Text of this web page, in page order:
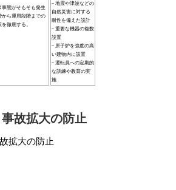
事態がそもそも発生
から運用段階までの
徹底する。
– 地震や津波などの
自然災害に対する
耐性を備えた設計
– 重要な機器の複数
設置
– 原子炉を強度の高
い建物内に設置
– 運転員への定期的
な訓練や教育の実
施
故拡大の防止